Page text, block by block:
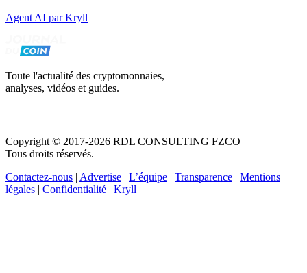
Agent AI par Kryll
Toute l'actualité des cryptomonnaies,
analyses, vidéos et guides.
Copyright © 2017-2026 RDL CONSULTING FZCO
Tous droits réservés.
Contactez-nous | Advertise | L’équipe | Transparence | Mentions
légales | Confidentialité | Kryll